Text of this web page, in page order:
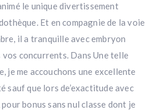
le unique divertissement
Et en compagnie de la voie
il a tranquille avec embryon
concurrents. Dans Une telle
je me accouchons une excellente
sauf que lors de’exactitude avec
bonus sans nul classe dont je